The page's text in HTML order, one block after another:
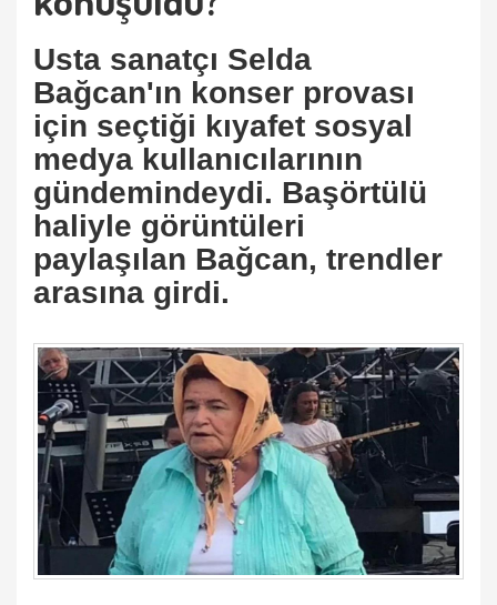
Usta sanatçı Selda
Bağcan'ın konser provası
için seçtiği kıyafet sosyal
medya kullanıcılarının
gündemindeydi. Başörtülü
haliyle görüntüleri
paylaşılan Bağcan, trendler
arasına girdi.